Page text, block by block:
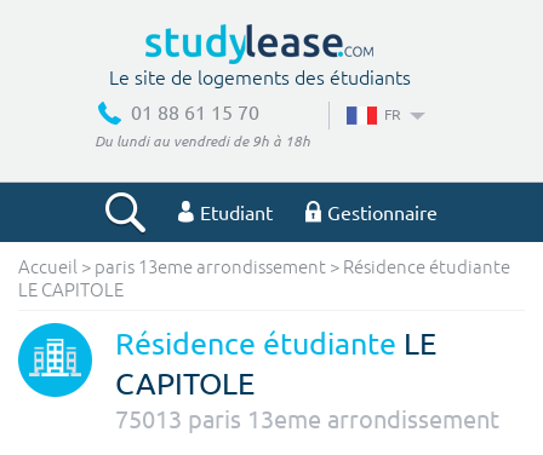
Le site de logements des étudiants
01 88 61 15 70
Du lundi au vendredi de 9h à 18h
FR
Etudiant Gestionnaire
Votre recherche
Ville, école
Accueil > paris 13eme arrondissement > Résidence étudiante
LE CAPITOLE
Résidence étudiante LE
CAPITOLE
75013 paris 13eme arrondissement